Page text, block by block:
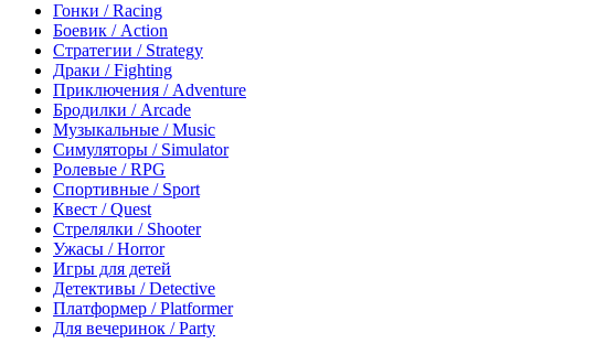
Гонки / Racing
Боевик / Action
Стратегии / Strategy
Драки / Fighting
Приключения / Adventure
Бродилки / Arcade
Музыкальные / Music
Симуляторы / Simulator
Ролевые / RPG
Спортивные / Sport
Квест / Quest
Стрелялки / Shooter
Ужасы / Horror
Игры для детей
Детективы / Detective
Платформер / Platformer
Для вечеринок / Party